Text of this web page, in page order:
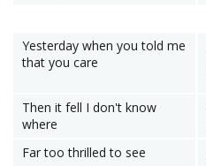
Yesterday when you told me
that you care
Then it fell I don't know
where
Far too thrilled to see